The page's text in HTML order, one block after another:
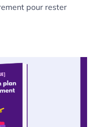
pour rester